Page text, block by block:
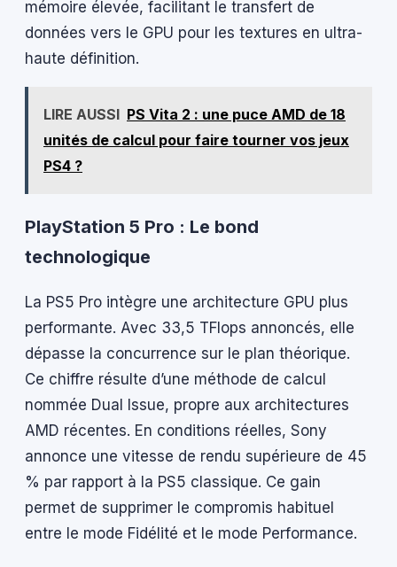
mémoire élevée, facilitant le transfert de
données vers le GPU pour les textures en ultra-
haute définition.
LIRE AUSSI PS Vita 2 : une puce AMD de 18
unités de calcul pour faire tourner vos jeux
PS4 ?
PlayStation 5 Pro : Le bond
technologique
La PS5 Pro intègre une architecture GPU plus
performante. Avec 33,5 TFlops annoncés, elle
dépasse la concurrence sur le plan théorique.
Ce chiffre résulte d’une méthode de calcul
nommée Dual Issue, propre aux architectures
AMD récentes. En conditions réelles, Sony
annonce une vitesse de rendu supérieure de 45
% par rapport à la PS5 classique. Ce gain
permet de supprimer le compromis habituel
entre le mode Fidélité et le mode Performance.